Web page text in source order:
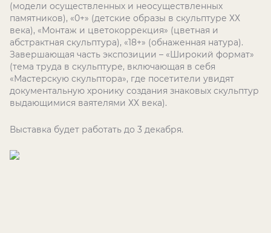
(модели осуществленных и неосуществленных
памятников), «0+» (детские образы в скульптуре ХХ
века), «Монтаж и цветокоррекция» (цветная и
абстрактная скульптура), «18+» (обнаженная натура).
Завершающая часть экспозиции – «Широкий формат»
(тема труда в скульптуре, включающая в себя
«Мастерскую скульптора», где посетители увидят
документальную хронику создания знаковых скульптур
выдающимися ваятелями ХХ века).
Выставка будет работать до 3 декабря.